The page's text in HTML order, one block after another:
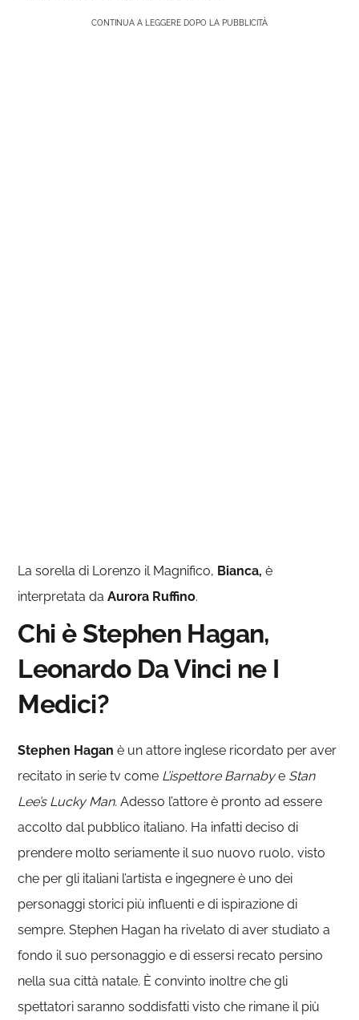
CONTINUA A LEGGERE DOPO LA PUBBLICITÀ
La sorella di Lorenzo il Magnifico, Bianca, è
interpretata daAurora Ruffino.
Chi è Stephen Hagan,
Leonardo Da Vinci ne I
Medici?
Stephen Hagan è un attore inglese ricordato per aver
recitato in serie tv come L’ispettore Barnabye Stan
Lee’s Lucky Man.Adesso l’attore è pronto ad essere
accolto dal pubblico italiano. Ha infatti deciso di
prendere molto seriamente il suo nuovo ruolo, visto
che per gli italiani l’artista e ingegnere è uno dei
personaggi storici più influenti e di ispirazione di
sempre. Stephen Hagan ha rivelato di aver studiato a
fondo il suo personaggio e di essersi recato persino
nella sua città natale. È convinto inoltre che gli
spettatori saranno soddisfatti visto che rimane il più